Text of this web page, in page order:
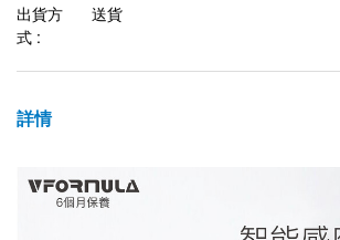
出貨方
式 :
送貨
詳情